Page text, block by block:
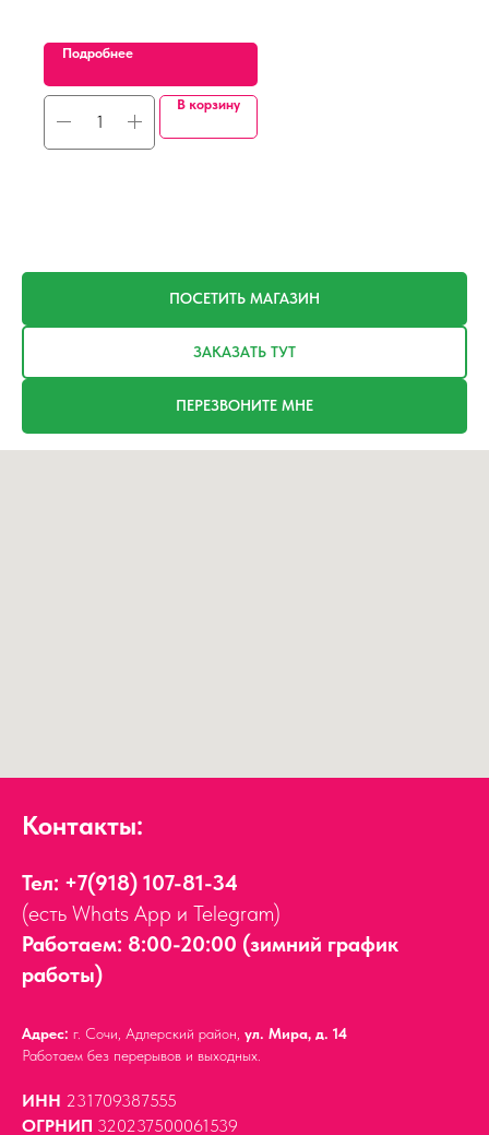
Подробнее
В корзину
ПОСЕТИТЬ МАГАЗИН
ЗАКАЗАТЬ ТУТ
ПЕРЕЗВОНИТЕ МНЕ
Контакты:
Тел: +7(918) 107-81-34
(есть Whats App и Telegram)
Работаем: 8:00-20:00 (зимний график
работы)
Адрес: г. Сочи, Адлерский район, ул. Мира, д. 14
Работаем без перерывов и выходных.
ИНН 231709387555
ОГРНИП 320237500061539